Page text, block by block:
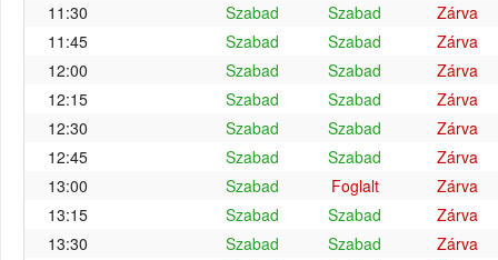
11:30
Szabad Szabad
Zárva
11:45
Szabad Szabad
Zárva
12:00
Szabad Szabad
Zárva
12:15
Szabad Szabad
Zárva
12:30
Szabad Szabad
Zárva
12:45
Szabad Szabad
Zárva
13:00
Szabad Foglalt
Zárva
13:15
Szabad Szabad
Zárva
13:30
Szabad Szabad
Zárva